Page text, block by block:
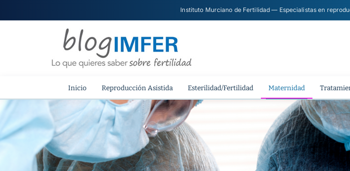
Instituto Murciano de Fertilidad — Especialistas en
Inicio Reproducción Asistida Esterilidad/Fertilidad Maternidad